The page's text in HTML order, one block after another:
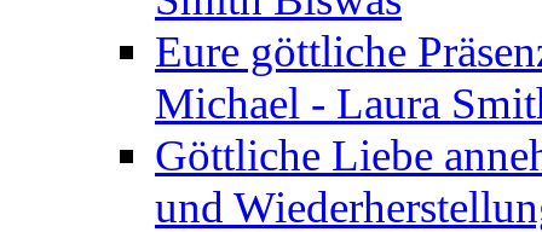
Eure göttliche
Michael - Laura
Göttliche Liebe
und